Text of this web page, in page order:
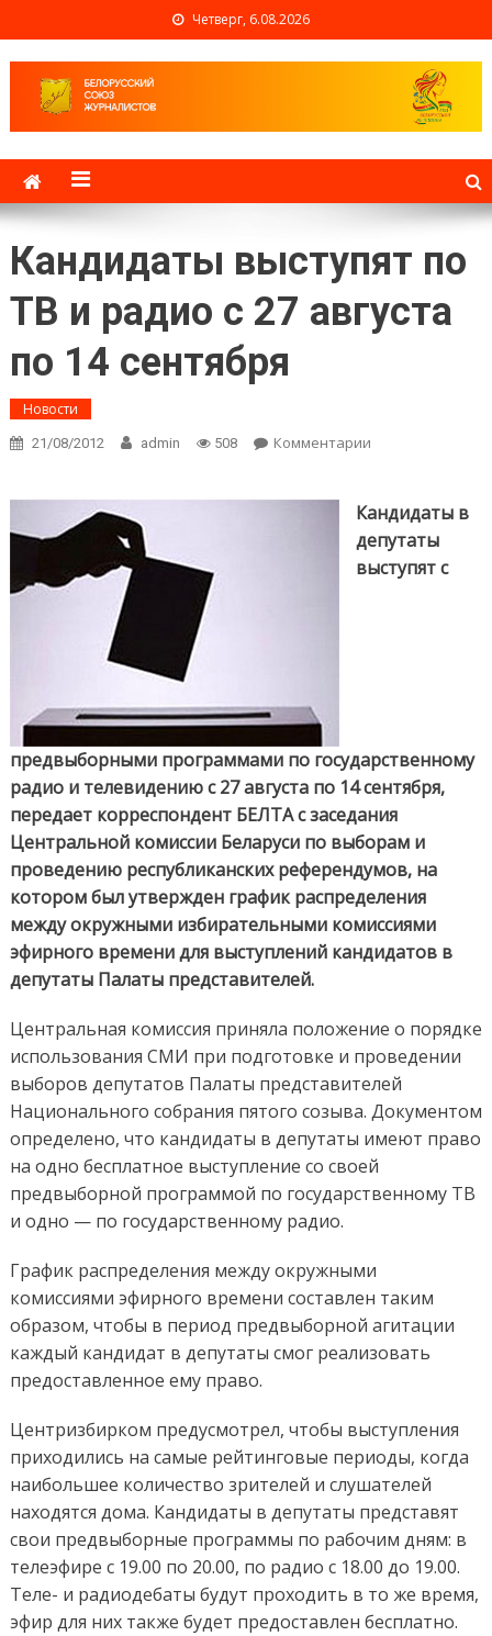
Четверг, 6.08.2026
Белорусский союз
журналистов
Кандидаты выступят по
ТВ и радио с 27 августа
по 14 сентября
Новости
21/08/2012 admin 508 Комментарии
ТВ и радио с
14 сентября
Кандидаты в
депутаты
выступят с
предвыборными программами по государственному
радио и телевидению с 27 августа по 14 сентября,
передает корреспондент БЕЛТА с заседания
Центральной комиссии Беларуси по выборам и
проведению республиканских референдумов, на
котором был утвержден график распределения
между окружными избирательными комиссиями
эфирного времени для выступлений кандидатов в
депутаты Палаты представителей.
Центральная комиссия приняла положение о порядке
использования СМИ при подготовке и проведении
выборов депутатов Палаты представителей
Национального собрания пятого созыва. Документом
определено, что кандидаты в депутаты имеют право
на одно бесплатное выступление со своей
предвыборной программой по государственному ТВ
и одно — по государственному радио.
График распределения между окружными
комиссиями эфирного времени составлен таким
образом, чтобы в период предвыборной агитации
каждый кандидат в депутаты смог реализовать
предоставленное ему право.
Центризбирком предусмотрел, чтобы выступления
приходились на самые рейтинговые периоды, когда
наибольшее количество зрителей и слушателей
находятся дома. Кандидаты в депутаты представят
свои предвыборные программы по рабочим дням: в
телеэфире с 19.00 по 20.00, по радио с 18.00 до 19.00.
Теле- и радиодебаты будут проходить в то же время,
эфир для них также будет предоставлен бесплатно.